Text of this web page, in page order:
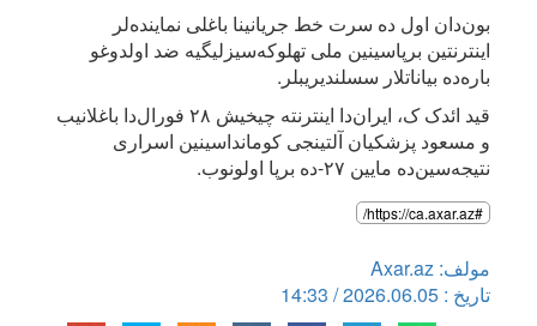
بون‌دان اول ده سرت خط جریانینا باغلی نماینده‌لر
اینترنتین برپاسینین ملی تهلوکه‌سیزلیگیه ضد اولدوغو
باره‌ده بیاناتلار سسلندیریبلر.
قید ائدک ک، ایران‌دا اینترنته چیخیش ۲۸ فورال‌دا باغلانیب
و مسعود پزشکیان آلتینجی کومانداسینین اسراری
نتیجه‌سین‌ده مایین ۲۷-ده برپا اولونوب.
#https://ca.axar.az/
مولف: Axar.az
تاریخ : 2026.06.05 / 14:33